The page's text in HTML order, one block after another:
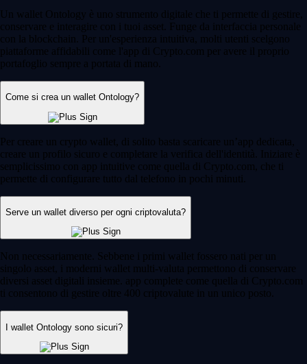
Un wallet Ontology è uno strumento digitale che ti permette di gestire,
conservare e interagire con i tuoi asset. Funge da interfaccia personale
con la blockchain. Per un'esperienza intuitiva, molti utenti scelgono
piattaforme affidabili come l'app di Crypto.com per avere il proprio
portafoglio sempre a portata di mano.
Come si crea un wallet Ontology?
Per creare un crypto wallet, di solito basta scaricare un’app dedicata,
creare un profilo sicuro e completare la verifica dell'identità. Iniziare è
semplicissimo con app intuitive come quella di Crypto.com, che ti
permette di configurare tutto dal telefono in pochi minuti.
Serve un wallet diverso per ogni criptovaluta?
Non necessariamente. Sebbene i primi wallet fossero nati per un
singolo asset, i moderni wallet multi-valuta permettono di conservare
diversi asset digitali insieme. app complete come quella di Crypto.com
ti consentono di gestire oltre 400 criptovalute in un unico posto.
I wallet Ontology sono sicuri?